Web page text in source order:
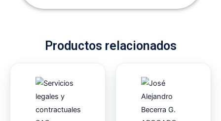
Productos relacionados